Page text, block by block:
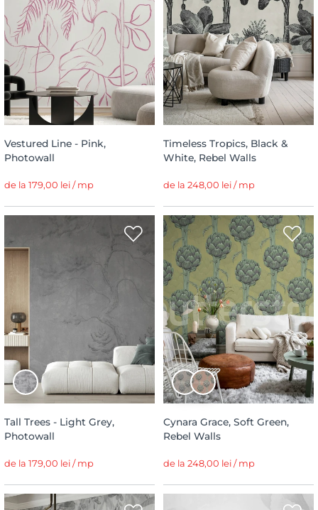
Vestured Line - Pink,
Photowall
de la 179,00 lei / mp
Timeless Tropics, Black &
White, Rebel Walls
de la 248,00 lei / mp
Tall Trees - Light Grey,
Photowall
de la 179,00 lei / mp
Cynara Grace, Soft Green,
Rebel Walls
de la 248,00 lei / mp